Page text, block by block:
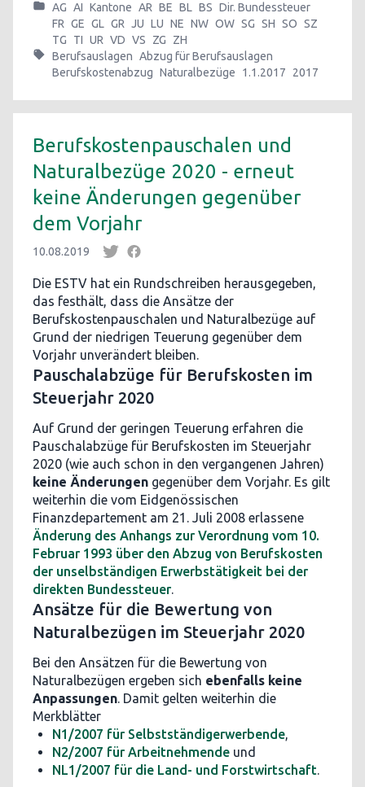
AG AI Kantone AR BE BL BS Dir. Bundessteuer
FR GE GL GR JU LU NE NW OW SG SH SO SZ
TG
TI UR VD VS ZG
ZH
Berufsauslagen Abzug für Berufsauslagen
Berufskostenabzug Naturalbezüge 1.1.2017 2017
Berufskostenpauschalen und
Naturalbezüge 2020 - erneut
keine Änderungen gegenüber
dem Vorjahr
10.08.2019
Die ESTV hat ein Rundschreiben herausgegeben,
das festhält, dass die Ansätze der
Berufskostenpauschalen und Naturalbezüge auf
Grund der niedrigen Teuerung gegenüber dem
Vorjahr unverändert bleiben.
Pauschalabzüge für Berufskosten im
Steuerjahr 2020
Auf Grund der geringen Teuerung erfahren die
Pauschalabzüge für Berufskosten im Steuerjahr
2020 (wie auch schon in den vergangenen Jahren)
keine Änderungen gegenüber dem Vorjahr. Es gilt
weiterhin die vom Eidgenössischen
Finanzdepartement am 21. Juli 2008 erlassene
Änderung des Anhangs zur Verordnung vom 10.
Februar 1993 über den Abzug von Berufskosten
der unselbständigen Erwerbstätigkeit bei der
direkten Bundessteuer.
Ansätze für die Bewertung von
Naturalbezügen im Steuerjahr 2020
Bei den Ansätzen für die Bewertung von
Naturalbezügen ergeben sich ebenfalls keine
Anpassungen. Damit gelten weiterhin die
Merkblätter
N1/2007 für Selbstständigerwerbende,
N2/2007 für Arbeitnehmende und
NL1/2007 für die Land- und Forstwirtschaft.